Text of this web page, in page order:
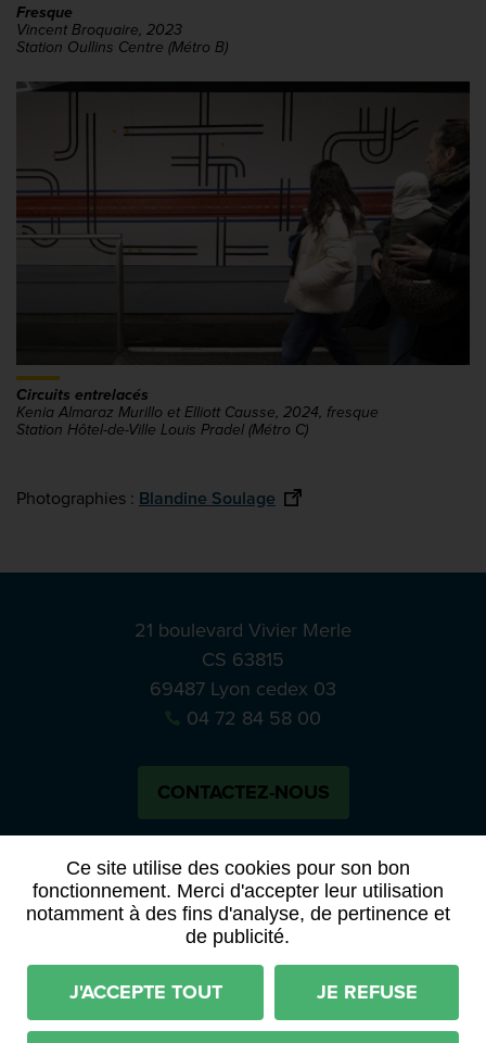
Ce site utilise des cookies pour son bon
fonctionnement. Merci d'accepter leur utilisation
notamment à des fins d'analyse, de pertinence et
de publicité.
J'ACCEPTE TOUT JE REFUSE
Fresque
Vincent Broquaire, 2023
Station Oullins Centre (Métro B)
Circuits entrelacés
Kenia Almaraz Murillo et Elliott Causse, 2024, fresque
Station Hôtel-de-Ville Louis Pradel (Métro C)
Photographies : Blandine Soulage
21 boulevard Vivier Merle
CS 63815
69487 Lyon cedex 03
04 72 84 58 00
CONTACTEZ-NOUS
BlueskyNotre
APPELS À MANIFESTATION D’INTÉRÊT
ACTES ET DÉLIBÉRATIONS
Mentions légales RGPD
Plan du site